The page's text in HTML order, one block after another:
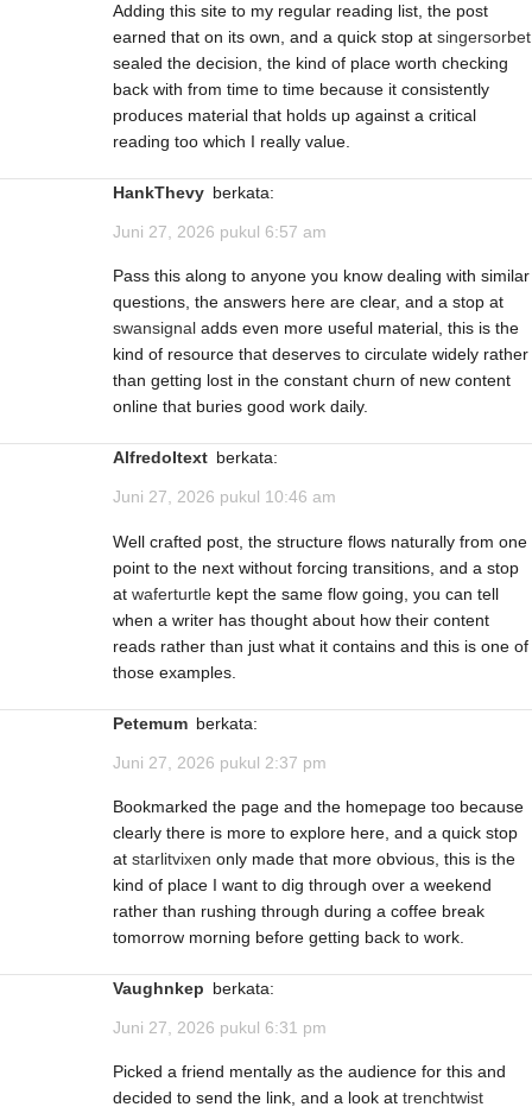
Adding this site to my regular reading list, the post
earned that on its own, and a quick stop at singersorbet
sealed the decision, the kind of place worth checking
back with from time to time because it consistently
produces material that holds up against a critical
reading too which I really value.
HankThevy berkata:
Juni 27, 2026 pukul 6:57 am
Pass this along to anyone you know dealing with similar
questions, the answers here are clear, and a stop at
swansignal adds even more useful material, this is the
kind of resource that deserves to circulate widely rather
than getting lost in the constant churn of new content
online that buries good work daily.
AlfredoItext berkata:
Juni 27, 2026 pukul 10:46 am
Well crafted post, the structure flows naturally from one
point to the next without forcing transitions, and a stop
at waferturtle kept the same flow going, you can tell
when a writer has thought about how their content
reads rather than just what it contains and this is one of
those examples.
Petemum berkata:
Juni 27, 2026 pukul 2:37 pm
Bookmarked the page and the homepage too because
clearly there is more to explore here, and a quick stop
at starlitvixen only made that more obvious, this is the
kind of place I want to dig through over a weekend
rather than rushing through during a coffee break
tomorrow morning before getting back to work.
Vaughnkep berkata:
Juni 27, 2026 pukul 6:31 pm
Picked a friend mentally as the audience for this and
decided to send the link, and a look at trenchtwist